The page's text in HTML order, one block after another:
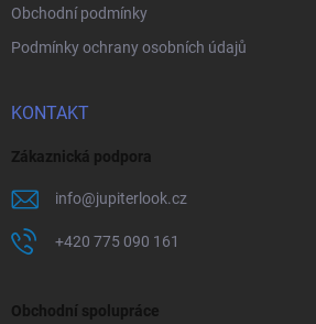
Obchodní podmínky
Podmínky ochrany osobních údajů
KONTAKT
Zákaznická podpora
info@jupiterlook.cz
+420 775 090 161
Obchodní spolupráce